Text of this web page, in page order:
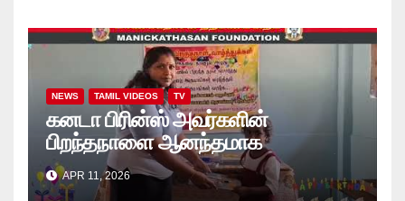
NEWS TAMIL VIDEOS TV
கனடா பிரின்ஸ் அவர்களின்
பிறந்தநாளை ஆனந்தமாக
கொண்டாடினார்கள் தாயக உறவுகள்..
(வீடியோ)
APR 11, 2026